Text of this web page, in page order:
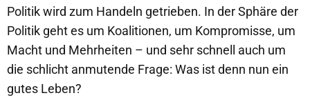
Politik wird zum Handeln getrieben. In der Sphäre der
Politik geht es um Koalitionen, um Kompromisse, um
Macht und Mehrheiten – und sehr schnell auch um
die schlicht anmutende Frage: Was ist denn nun ein
gutes Leben?